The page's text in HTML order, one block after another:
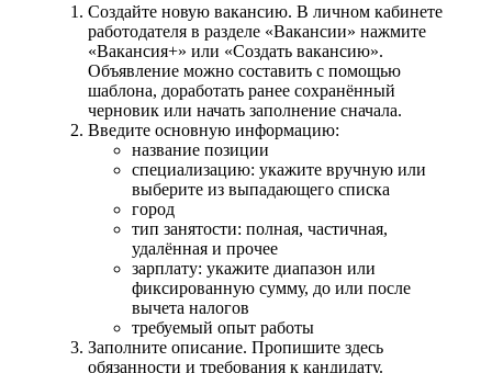
Создайте новую вакансию. В личном кабинете
работодателя в разделе «Вакансии» нажмите
«Вакансия+» или «Создать вакансию».
Объявление можно составить с помощью
шаблона, доработать ранее сохранённый
черновик или начать заполнение сначала.
Введите основную информацию:
название позиции
специализацию: укажите вручную или
выберите из выпадающего списка
город
тип занятости: полная, частичная,
удалённая и прочее
зарплату: укажите диапазон или
фиксированную сумму, до или после
вычета налогов
требуемый опыт работы
Заполните описание. Пропишите здесь
обязанности и требования к кандидату.